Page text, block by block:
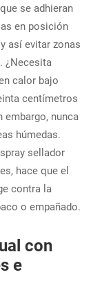
se adhieran
en posición
así evitar zonas
¿Necesita
calor bajo
centímetros
embargo, nunca
húmedas.
sellador
hace que el
contra la
o empañado.
con
e